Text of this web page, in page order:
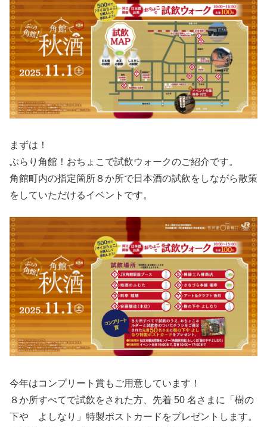
まずは！
ぶらり角館！おちょこで試飲ウォークのご紹介です。
角館町内の指定箇所８か所で日本酒の試飲をしながら散策
をしていただけるイベントです。
今年はコンプリート賞もご用意しています！
８か所すべてで試飲をされた方、先着 50 名さまに「樹の
下や よしなり」特製ポストカードをプレゼントします。